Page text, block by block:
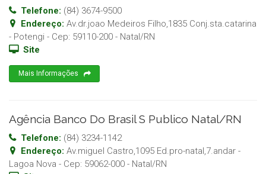
Telefone: (84) 3674-9500
Endereço: Av.dr.joao Medeiros Filho,1835 Conj.sta.catarina
- Potengi - Cep: 59110-200 - Natal/RN
Site
Mais Informações
Agência Banco Do Brasil S Publico Natal/RN
Telefone: (84) 3234-1142
Endereço: Av.miguel Castro,1095 Ed.pro-natal,7.andar -
Lagoa Nova - Cep: 59062-000 - Natal/RN